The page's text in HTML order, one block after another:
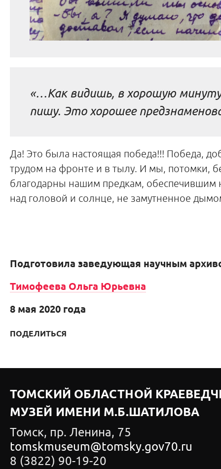
«…Как видишь, в хорошую
пишу. Это хорошее
Да! Это была настоящая победа!!! Победа,
трудом на фронте и в тылу. И мы, потомки,
благодарны нашим предкам, обеспечившим
над головой и солнце, не замутненное
Подготовила заведующая научным
Тимофеева Ольга Юрьевна
8 мая 2020 года
ПОДЕЛИТЬСЯ
ТОМСКИЙ ОБЛАСТНОЙ
МУЗЕЙ ИМЕНИ М.Б.ШАТИЛОВА
Томск, пр. Ленина, 75
tomskmuseum@tomsky.gov70.ru
8 (3822) 90-19-20